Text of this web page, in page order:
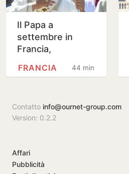
Il Papa a
settembre in
Francia,
vittime di abusi44 minuti
FRANCIA
Contatto info@ournet-group.com
Version: 0.2.2
Affari
Pubblicità